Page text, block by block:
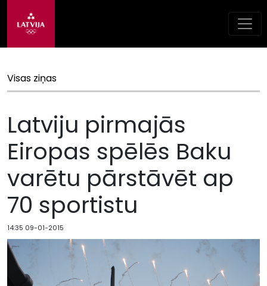
Visas ziņas
Latviju pirmajās
Eiropas spēlēs Baku
varētu pārstāvēt ap
70 sportistu
14:35 09-01-2015